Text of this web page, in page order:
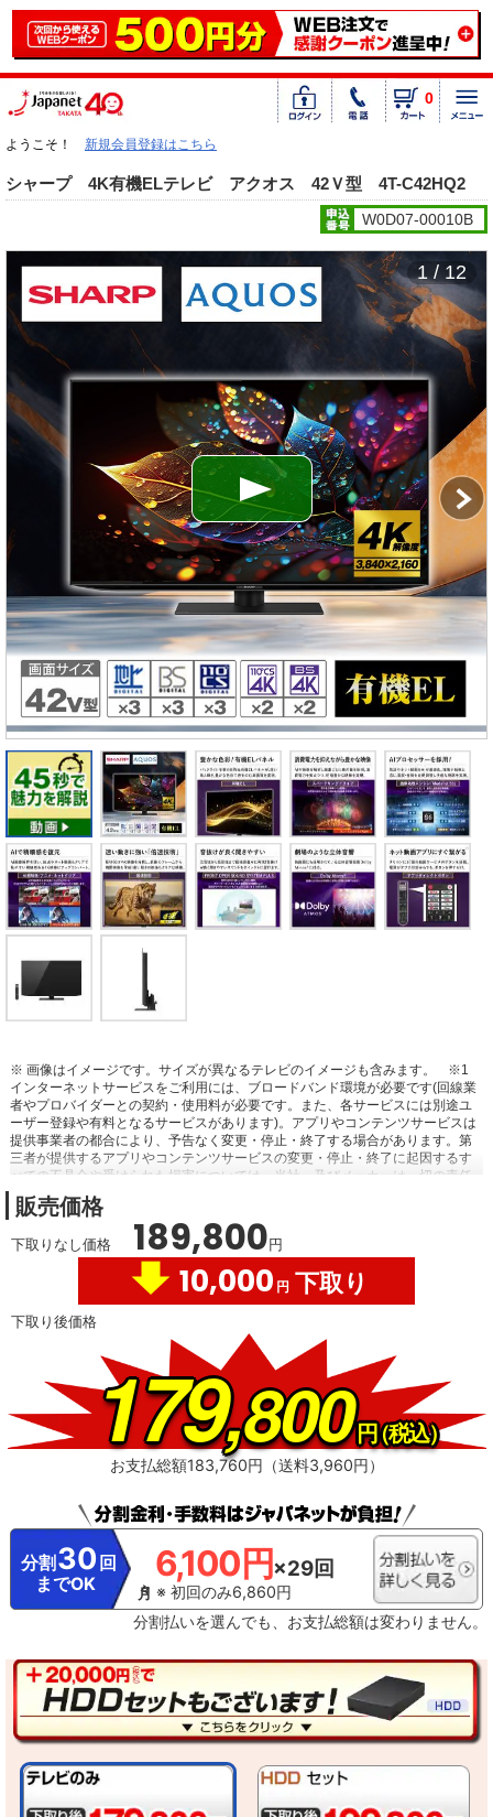
0
ようこそ！ 新規会員登録はこちら
シャープ 4K有機ELテレビ アクオス 42Ｖ型 4T-C42HQ2
W0D07-00010B
1 / 12
※ 画像はイメージです。サイズが異なるテレビのイメージも含みます。
※1
インターネットサービスをご利用には、ブロードバンド環境が必要です(回線業
者やプロバイダーとの契約・使用料が必要です。また、各サービスには別途ユ
ーザー登録や有料となるサービスがあります)。アプリやコンテンツサービスは
提供事業者の都合により、予告なく変更・停止・終了する場合があります。第
三者が提供するアプリやコンテンツサービスの変更・停止・終了に起因するす
べての不具合や受けられた損害については、当社、及びメーカーは一切の責任
を負いませんので、あらかじめご了承ください。
販売価格
下取りなし価格 189,800円
10,000 円 下取り
下取り後価格
179,800円（税込）
お支払総額183,760円（送料3,960円）
分割 30 回
までOK
6,100円×29回
※ 初回のみ6,860円
分割払いを選んでも、お支払総額は変わりません。